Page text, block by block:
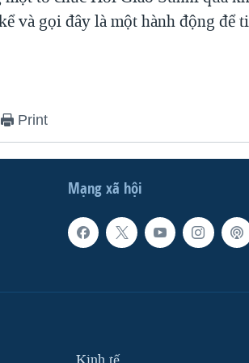
và gọi đây là một hành động để
Print
Mạng xã hội